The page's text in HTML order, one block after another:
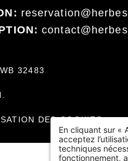
32483
DES COOKIES
En cliquant sur «
acceptez
techniques
fonctionnement,